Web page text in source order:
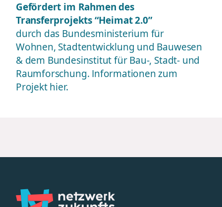
Gefördert im Rahmen des
Transferprojekts “Heimat 2.0”
durch das Bundesministerium für
Wohnen, Stadtentwicklung und Bauwesen
& dem Bundesinstitut für Bau-, Stadt- und
Raumforschung. Informationen zum
Projekthier.